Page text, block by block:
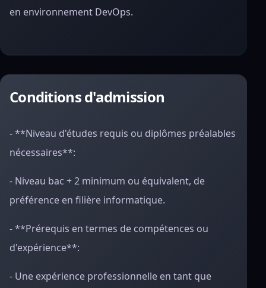
en environnement DevOps.
Conditions d'admission
- **Niveau d'études requis ou diplômes préalables
nécessaires**:
- Niveau bac + 2 minimum ou équivalent, de
préférence en filière informatique.
- **Prérequis en termes de compétences ou
d'expérience**:
- Une expérience professionnelle en tant que